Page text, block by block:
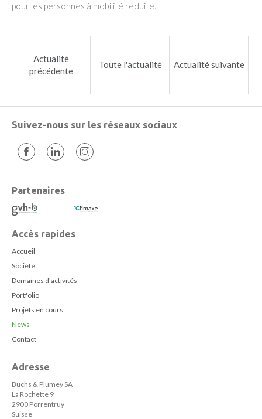
pour les personnes à mobilité réduite.
Actualité
précédente
Toute l'actualité Actualité suivante
Suivez-nous sur les réseaux sociaux
Partenaires
Accès rapides
Accueil
Société
Domaines d'activités
Portfolio
Projets en cours
News
Contact
Adresse
Buchs & Plumey SA
La Rochette 9
2900 Porrentruy
Suisse